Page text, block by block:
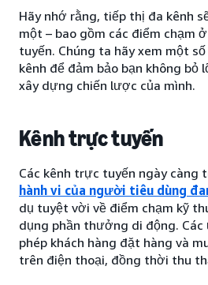
Hãy nhớ rằng, tiếp thị đa kênh
một – bao gồm các điểm chạm
tuyến. Chúng ta hãy xem một
kênh để đảm bảo bạn không bỏ
xây dựng chiến lược của mình.
Kênh trực tuyến
Các kênh trực tuyến ngày càng
hành vi của người tiêu dùng
dụ tuyệt vời về điểm chạm kỹ
dụng phần thưởng di động. Các
phép khách hàng đặt hàng và
trên điện thoại, đồng thời thu